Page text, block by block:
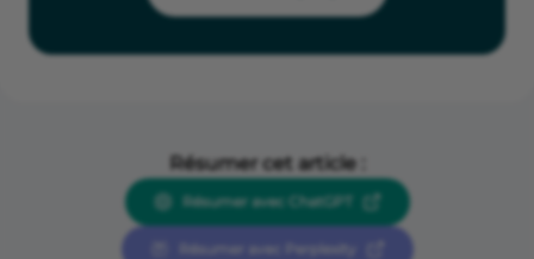
Résumer cet article :
Résumer avec ChatGPT
Résumer avec Perplexity